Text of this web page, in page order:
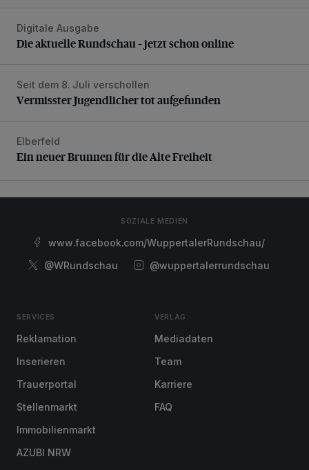
Die aktuelle Rundschau – jetzt schon online
Digitale Ausgabe
Die aktuelle Rundschau – jetzt schon online
Vermisster Jugendlicher tot aufgefunden
Seit dem 8. Juli verschollen
Vermisster Jugendlicher tot aufgefunden
Ein neuer Brunnen für die Alte Freiheit
Elberfeld
Ein neuer Brunnen für die Alte Freiheit
SOZIALE MEDIEN
www.facebook.com/WuppertalerRundschau/
@WRundschau
@wuppertalerrundschau
SERVICES
Reklamation
Inserieren
Trauerportal
Stellenmarkt
Immobilienmarkt
AZUBI NRW
VERLAG
Mediadaten
Team
Karriere
FAQ